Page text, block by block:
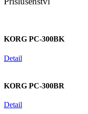
KORG PC-300BK
Detail
KORG PC-300BR
Detail